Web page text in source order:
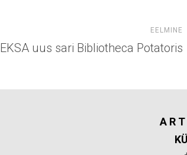
EELMINE
EKSA uus sari Bibliotheca Potatoris
A R T